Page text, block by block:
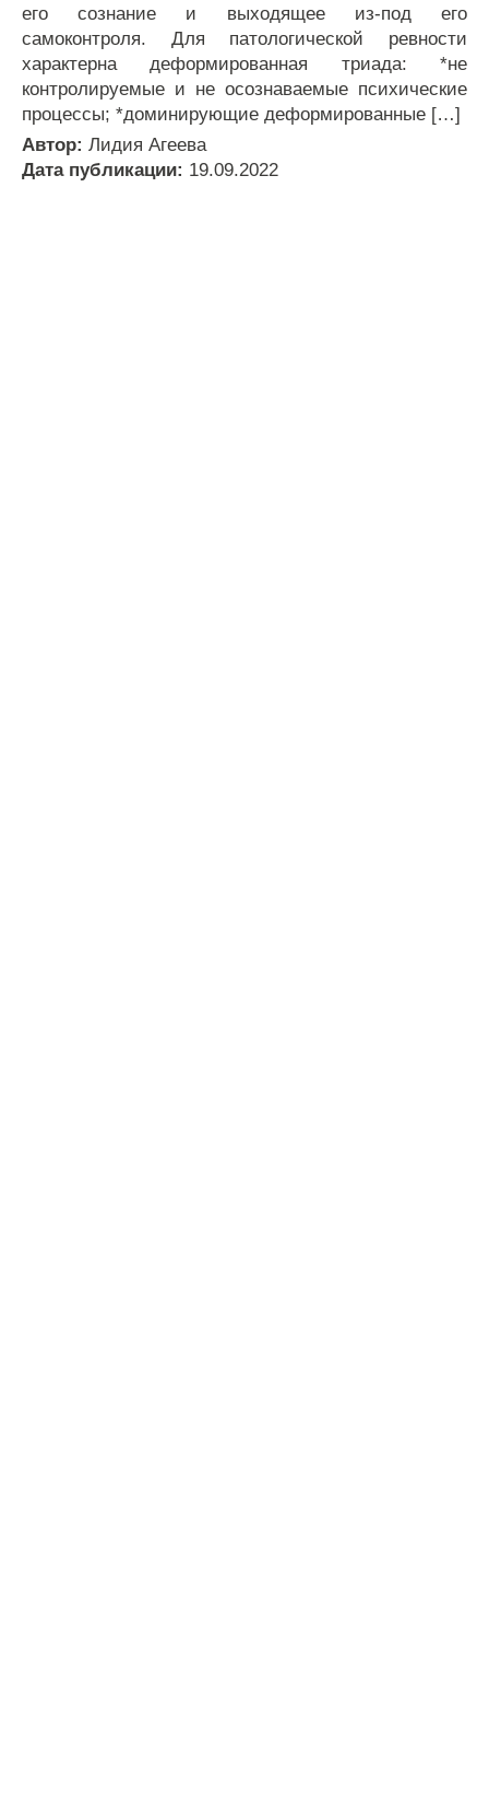
его сознание и выходящее из-под его
самоконтроля. Для патологической ревности
характерна деформированная триада: *не
контролируемые и не осознаваемые психические
процессы; *доминирующие деформированные […]
Автор: Лидия Агеева
Дата публикации: 19.09.2022